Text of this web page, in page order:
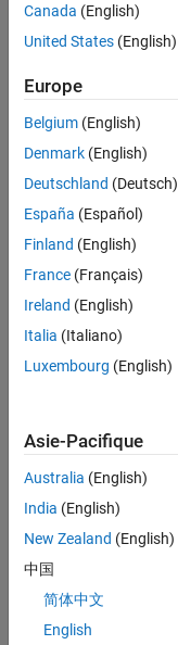
aucune
offre
d'emploi
correspondant
à vos
critères
de
recherche.
Vous
pouvez
élargir
votre
recherche
ou
afficher
l’ensemble
d'emploi.
malgré
tout
vous
trouvez
pas
d'offre
Canada (English)
United States (English)
Europe
Belgium (English)
Denmark (English)
Deutschland (Deutsch)
España (Español)
Finland (English)
France (Français)
Ireland (English)
Italia (Italiano)
Luxembourg (English)
Asie-Pacifique
Australia (English)
India (English)
New Zealand (English)
中国
简体中文
English